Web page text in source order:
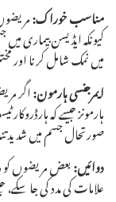
مناسب خوراک:
کیونکہ ایڈیسن بیماری
میں نمک شامل کرنا اور
ایمرجنسی ہارمون:اگر
ہارمونز جیسے کہ
صورتحال جسم میں شدید
دوائیں:بعض مریضوں کو
علامات کی مدد کی جا